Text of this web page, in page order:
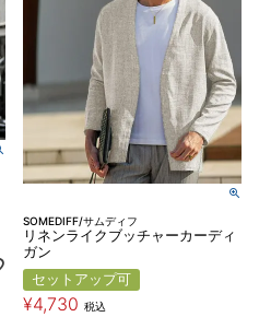
SOMEDIFF/サムディフ
リネンライクブッチャーカーディ
ガン
セットアップ可
¥4,730 税込